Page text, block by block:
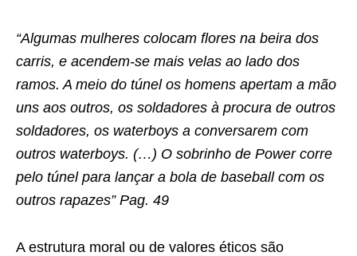
“Algumas mulheres colocam flores na beira dos
carris, e acendem-se mais velas ao lado dos
ramos. A meio do túnel os homens apertam a mão
uns aos outros, os soldadores à procura de outros
soldadores, os waterboys a conversarem com
outros waterboys. (…) O sobrinho de Power corre
pelo túnel para lançar a bola de baseball com os
outros rapazes” Pag. 49
A estrutura moral ou de valores éticos são